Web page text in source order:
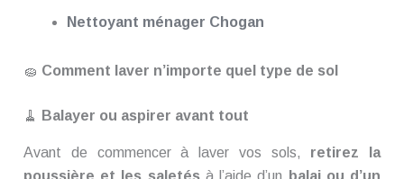
Nettoyant ménager Chogan
🧽 Comment laver n’importe quel type de sol
🧹 Balayer ou aspirer avant tout
Avant de commencer à laver vos sols, retirez la
poussière et les saletésà l’aide d’un
balai ou d’un